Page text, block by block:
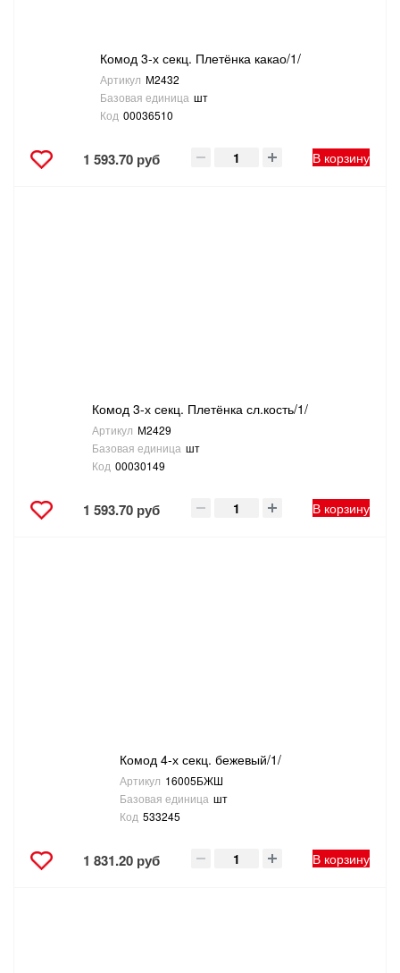
Комод 3-х секц. Плетёнка какао/1/
Артикул М2432
Базовая единица шт
Код 00036510
1 593.70 руб В корзину
Комод 3-х секц. Плетёнка сл.кость/1/
Артикул М2429
Базовая единица шт
Код 00030149
1 593.70 руб В корзину
Комод 4-х секц. бежевый/1/
Артикул 16005БЖШ
Базовая единица шт
Код 533245
1 831.20 руб В корзину